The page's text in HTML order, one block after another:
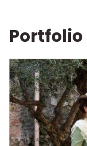
Portfolio